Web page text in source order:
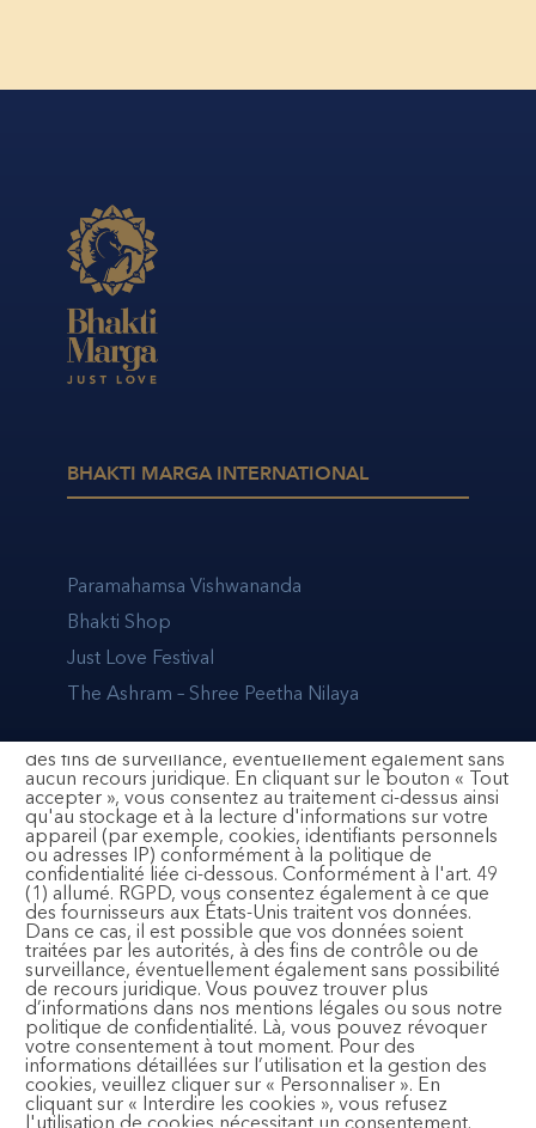
BHAKTI MARGA INTERNATIONAL
Paramahamsa Vishwananda
Bhakti Shop
Just Love Festival
The Ashram – Shree Peetha Nilaya
BHAKTI MARGA FRANCE
contact@bhaktimarga.fr
Association Bhakti Marga France | 367
résidences du Hameau de Fiéraque | 84240 La
Bastide des Jourdans
SUIVEZ-NOUS
Nous utilisons des cookies (également de tiers) pour
informations sur votre utilisation de notre site Web avec
nos partenaires de médias sociaux, de publicité et
Cela sert à l’intégration de contenus, de services
statistique, à la publicité personnalisée et basée sur les
centres d’intérêt ainsi qu’à l’intégration des médias
sociaux. Selon la fonction, cela peut impliquer le
transfert de données d’utilisation et de comportement
pour la création de profils publicitaires personnels à des
secret par les autorités américaines et d'une utilisation à
des fins de surveillance, éventuellement également sans
aucun recours juridique. En cliquant sur le bouton « Tout
accepter », vous consentez au traitement ci-dessus ainsi
qu'au stockage et à la lecture d'informations sur votre
appareil (par exemple, cookies, identifiants personnels
ou adresses IP) conformément à la politique de
confidentialité liée ci-dessous. Conformément à l'art. 49
(1) allumé. RGPD, vous consentez également à ce que
des fournisseurs aux États-Unis traitent vos données.
Dans ce cas, il est possible que vos données soient
traitées par les autorités, à des fins de contrôle ou de
surveillance, éventuellement également sans possibilité
de recours juridique. Vous pouvez trouver plus
d’informations dans nos mentions légales ou sous notre
politique de confidentialité. Là, vous pouvez révoquer
votre consentement à tout moment. Pour des
informations détaillées sur l’utilisation et la gestion des
cookies, veuillez cliquer sur « Personnaliser ». En
cliquant sur « Interdire les cookies », vous refusez
l'utilisation de cookies nécessitant un consentement.